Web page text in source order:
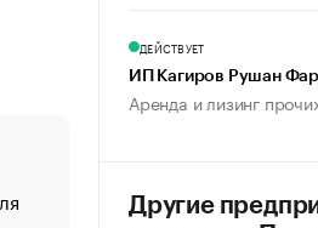
«От спорта тело стареет
ДЕЙСТВУЕТ
ИП Кагиров Рушан
Аренда и лизинг
Другие